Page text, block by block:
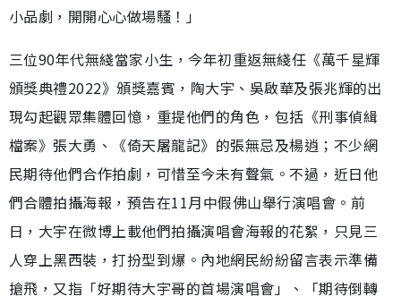
小品劇，開開心心做場騷！」
三位90年代無綫當家小生，今年初重返無綫任《萬千星輝
頒獎典禮2022》頒獎嘉賓，陶大宇、吳啟華及張兆輝的出
現勾起觀眾集體回憶，重提他們的角色，包括《刑事偵緝
檔案》張大勇、《倚天屠龍記》的張無忌及楊逍；不少網
民期待他們合作拍劇，可惜至今未有聲氣。不過，近日他
們合體拍攝海報，預告在11月中假佛山舉行演唱會。前
日，大宇在微博上載他們拍攝演唱會海報的花絮，只見三
人穿上黑西裝，打扮型到爆。內地網民紛紛留言表示準備
搶飛，又指「好期待大宇哥的首場演唱會」、「期待倒轉